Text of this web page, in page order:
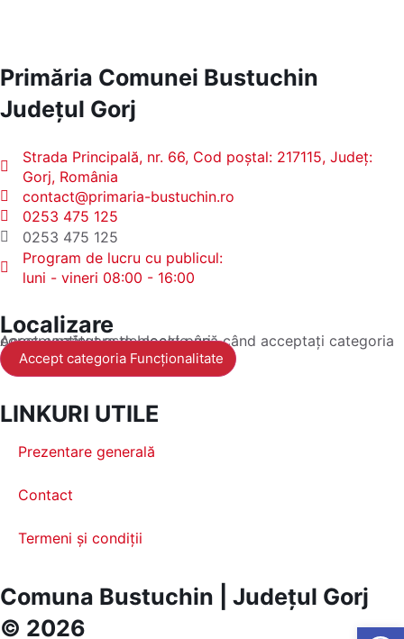
Primăria Comunei Bustuchin
Județul Gorj
Strada Principală, nr. 66, Cod poștal: 217115, Județ:
Gorj, România
contact@primaria-bustuchin.ro
0253 475 125
0253 475 125
Program de lucru cu publicul:
luni - vineri 08:00 - 16:00
Localizare
Acest conținut este blocat până când acceptați categoria corespunzătoare de cookie-uri.
Accept categoria Funcționalitate
LINKURI UTILE
Prezentare generală
Contact
Termeni și condiții
Comuna Bustuchin | Județul Gorj
© 2026